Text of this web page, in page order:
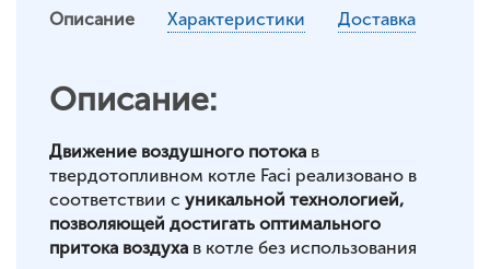
Описание Характеристики Доставка
Описание:
Движение воздушного потока в
твердотопливном котле Faci реализовано в
соответствии с уникальной технологией,
позволяющей достигать оптимального
притока воздуха в котле без использования